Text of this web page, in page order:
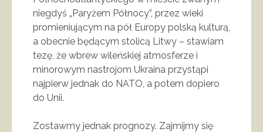
niegdyś „Paryżem Północy”, przez wieki
promieniującym na pół Europy polską kulturą,
a obecnie będącym stolicą Litwy – stawiam
tezę, że wbrew wileńskiej atmosferze i
minorowym nastrojom Ukraina przystąpi
najpierw jednak do NATO, a potem dopiero
do Unii.
Zostawmy jednak prognozy. Zajmijmy się